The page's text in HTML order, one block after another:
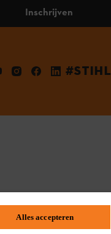
Inschrijven
#STIHL
Alles accepteren